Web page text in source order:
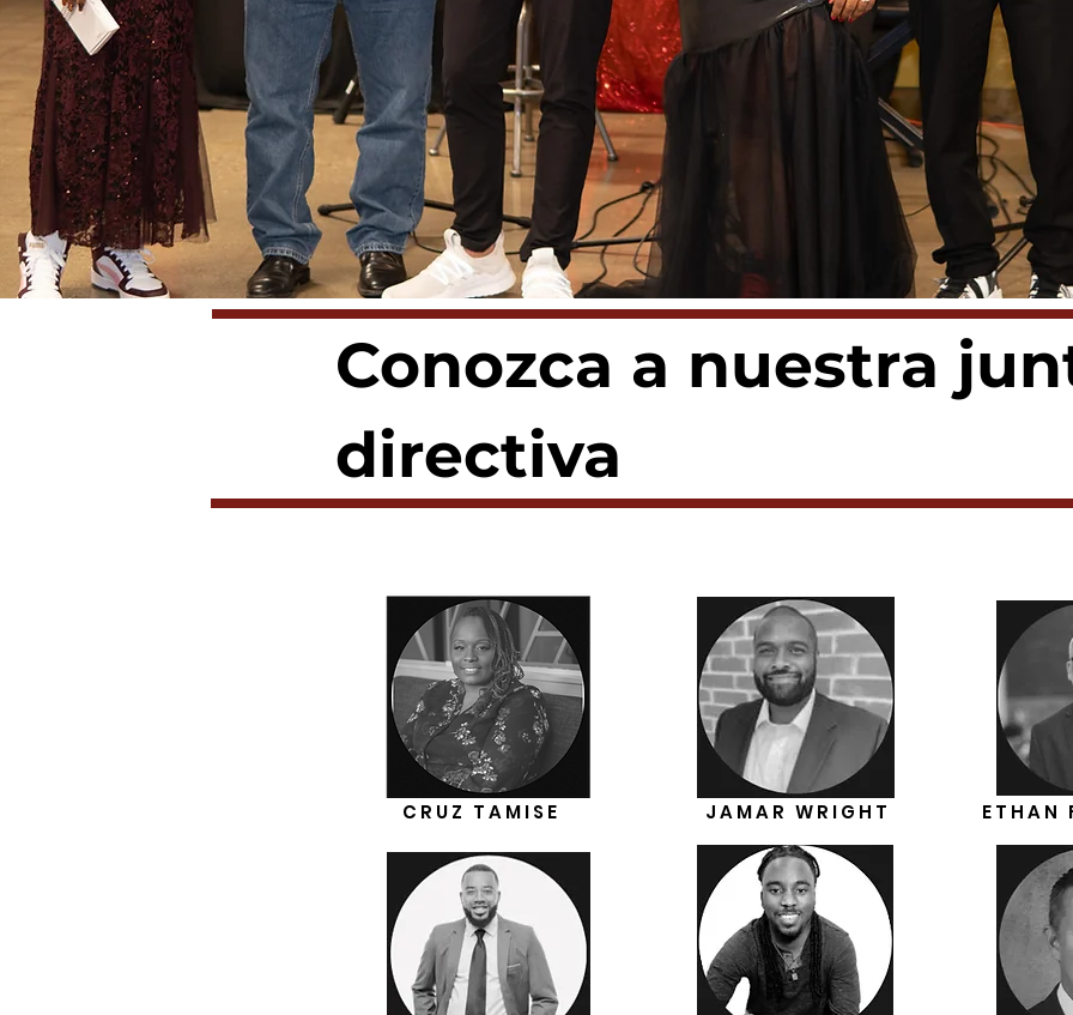
Conozca a nuestra
directiva
CRUZ TAMISE JAMAR WRIGHT ETHAN